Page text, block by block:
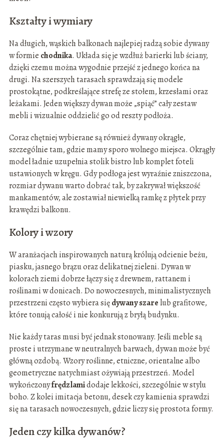
Kształty i wymiary
Na długich, wąskich balkonach najlepiej radzą sobie dywany
w formie chodnika. Układa się je wzdłuż barierki lub ściany,
dzięki czemu można wygodnie przejść z jednego końca na
drugi. Na szerszych tarasach sprawdzają się modele
prostokątne, podkreślające strefę ze stołem, krzesłami oraz
leżakami. Jeden większy dywan może „spiąć” cały zestaw
mebli i wizualnie oddzielić go od reszty podłoża.
Coraz chętniej wybierane są również dywany okrągłe,
szczególnie tam, gdzie mamy sporo wolnego miejsca. Okrągły
model ładnie uzupełnia stolik bistro lub komplet foteli
ustawionych w kręgu. Gdy podłoga jest wyraźnie zniszczona,
rozmiar dywanu warto dobrać tak, by zakrywał większość
mankamentów, ale zostawiał niewielką ramkę z płytek przy
krawędzi balkonu.
Kolory i wzory
W aranżacjach inspirowanych naturą królują odcienie beżu,
piasku, jasnego brązu oraz delikatnej zieleni. Dywan w
kolorach ziemi dobrze łączy się z drewnem, rattanem i
roślinami w donicach. Do nowoczesnych, minimalistycznych
przestrzeni często wybiera siędywany szare lub grafitowe,
które tonują całość i nie konkurują z bryłą budynku.
Nie każdy taras musi być jednak stonowany. Jeśli meble są
proste i utrzymane w neutralnych barwach, dywan może być
główną ozdobą. Wzory roślinne, etniczne, orientalne albo
geometryczne natychmiast ożywiają przestrzeń. Model
wykończonyfrędzlamidodaje lekkości, szczególnie w stylu
boho. Z kolei imitacja betonu, desek czy kamienia sprawdzi
się na tarasach nowoczesnych, gdzie liczy się prostota formy.
Jeden czy kilka dywanów?